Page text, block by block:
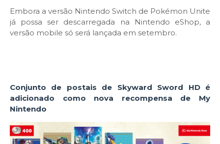
Embora a versão Nintendo Switch de Pokémon Unite
já possa ser descarregada na Nintendo eShop, a
versão mobile só será lançada em setembro.
Conjunto de postais de Skyward Sword HD é
adicionado como nova recompensa de My
Nintendo